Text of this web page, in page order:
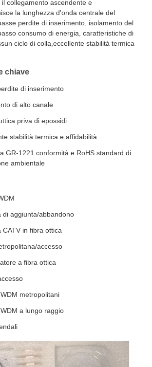
collegamento ascendente e
la lunghezza d'onda centrale del
perdite di inserimento, isolamento del
consumo di energia, caratteristiche di
ciclo di colla,eccellente stabilità termica
chiave
di inserimento
di alto canale
priva di epossidi
stabilità termica e affidabilità
GR-1221 conformità e RoHS standard di
ambientale
di aggiunta/abbandono
CATV in fibra ottica
accesso
a fibra ottica
metropolitani
a lungo raggio